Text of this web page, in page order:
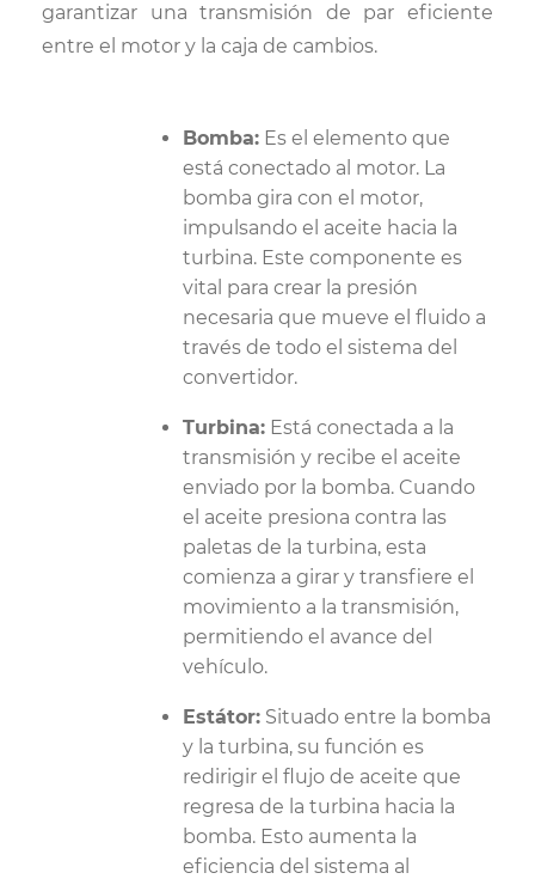
garantizar una transmisión de par eficiente
entre el motor y la caja de cambios.
Bomba: Es el elemento que
está conectado al motor. La
bomba gira con el motor,
impulsando el aceite hacia la
turbina. Este componente es
vital para crear la presión
necesaria que mueve el fluido a
través de todo el sistema del
convertidor.
Turbina: Está conectada a la
transmisión y recibe el aceite
enviado por la bomba. Cuando
el aceite presiona contra las
paletas de la turbina, esta
comienza a girar y transfiere el
movimiento a la transmisión,
permitiendo el avance del
vehículo.
Estátor: Situado entre la bomba
y la turbina, su función es
redirigir el flujo de aceite que
regresa de la turbina hacia la
bomba. Esto aumenta la
eficiencia del sistema al